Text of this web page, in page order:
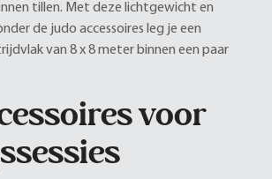
tillen. Met deze lichtgewicht en
de judo accessoires leg je een
van 8 x 8 meter binnen een paar
voor